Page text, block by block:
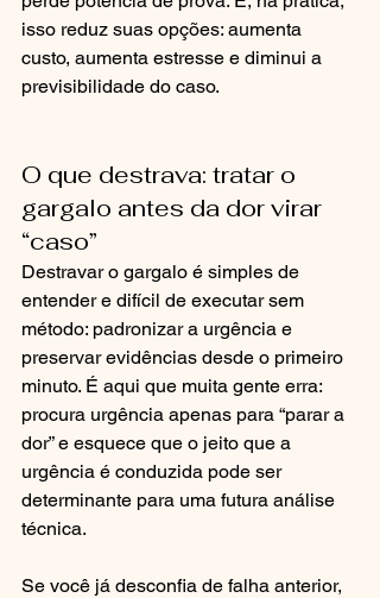
isso reduz suas opções: aumenta
custo, aumenta estresse e diminui a
previsibilidade do caso.
O que destrava: tratar o
gargalo antes da dor virar
“caso”
Destravar o gargalo é simples de
entender e difícil de executar sem
método: padronizar a urgência e
preservar evidências desde o primeiro
minuto. É aqui que muita gente erra:
procura urgência apenas para “parar a
dor” e esquece que o jeito que a
urgência é conduzida pode ser
determinante para uma futura análise
técnica.
Se você já desconfia de falha anterior,